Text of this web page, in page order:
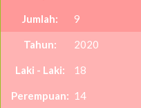
9
2020
18
14